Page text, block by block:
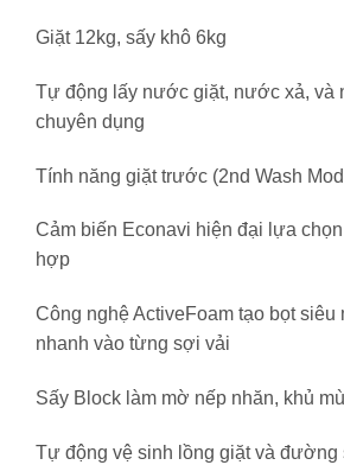
Giặt 12kg, sấy khô 6kg
Tự động lấy nước giặt, nước xả, và
chuyên dụng
Tính năng giặt trước (2nd Wash
Cảm biến Econavi hiện đại lựa
hợp
Công nghệ ActiveFoam tạo bọt siêu
nhanh vào từng sợi vải
Sấy Block làm mờ nếp nhăn, khủ
Tự động vệ sinh lồng giặt và đường